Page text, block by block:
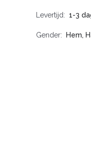
Levertijd 1-3
Gender Hem,